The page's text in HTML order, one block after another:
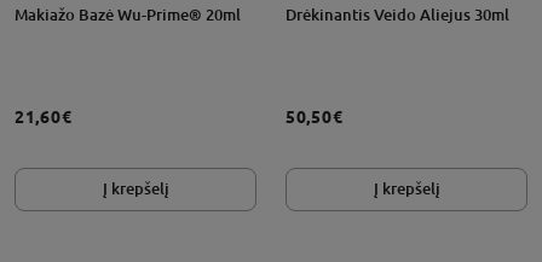
Makiažo Bazė Wu-Prime® 20ml
21,60€
Į krepšelį
Drėkinantis Veido Aliejus 30ml
50,50€
Į krepšelį